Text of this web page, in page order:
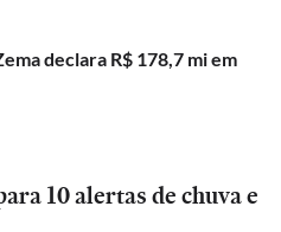
declara R$ 178,7 mi em
10 alertas de chuva e